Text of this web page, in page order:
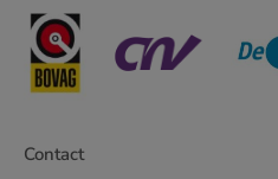
Contact